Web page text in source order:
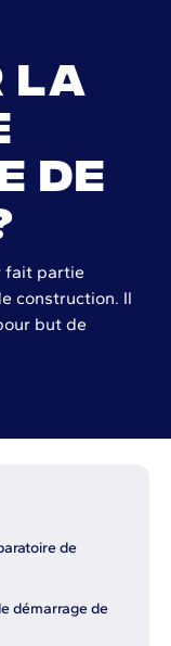
la
de
fait partie
construction. Il
but de
de
démarrage de